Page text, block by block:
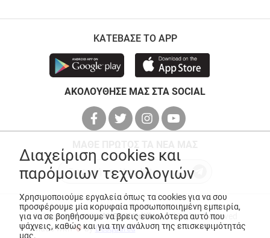
ΚΑΤΕΒΑΣΕ ΤΟ APP
ΑΚΟΛΟΥΘΗΣΕ ΜΑΣ ΣΤΑ SOCIAL
© Copyright 2026ANEDIK Kritikos. All Rights Reserved
Made with
byDesquared
Διαχείριση cookies και
παρόμοιων τεχνολογιών
Χρησιμοποιούμε εργαλεία όπως τα cookies για να σου
προσφέρουμε μία κορυφαία προσωποποιημένη εμπειρία,
για να σε βοηθήσουμε να βρεις ευκολότερα αυτό που
ψάχνεις, καθώς και για την ανάλυση της επισκεψιμότητάς
μας.